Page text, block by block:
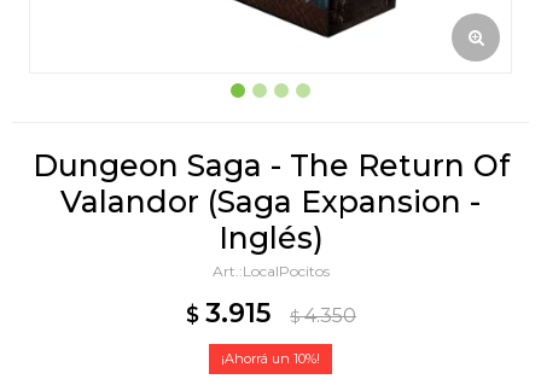
Dungeon Saga - The Return Of
Valandor (Saga Expansion -
Inglés)
LocalPocitos
$ 3.915 $ 4.350
10